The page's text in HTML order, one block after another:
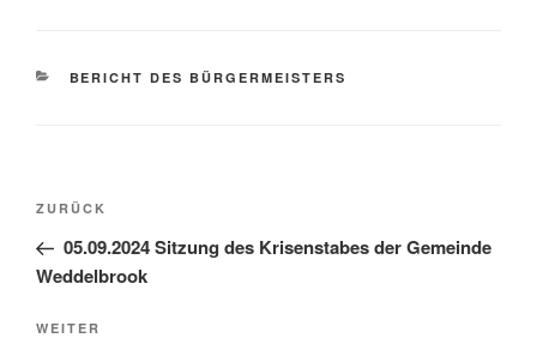
BERICHT DES BÜRGERMEISTERS
ZURÜCK
05.09.2024 Sitzung des Krisenstabes der Gemeinde
Weddelbrook
WEITER